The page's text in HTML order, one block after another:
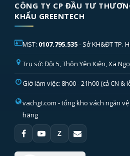
CÔNG TY CP ĐẦU TƯ
KHẨU GREENTECH
MST: 0107.795.535- Sở KH&ĐT TP.
Trụ sở: Đội 5, Thôn Yên Kiện, Xã
Giờ làm việc: 8h00 - 21h00 (cả CN &
vachgt.com - tổng kho vách ngăn
hãng
Z